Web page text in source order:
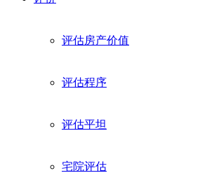
评估房产价值
评估程序
评估平坦
宅院评估